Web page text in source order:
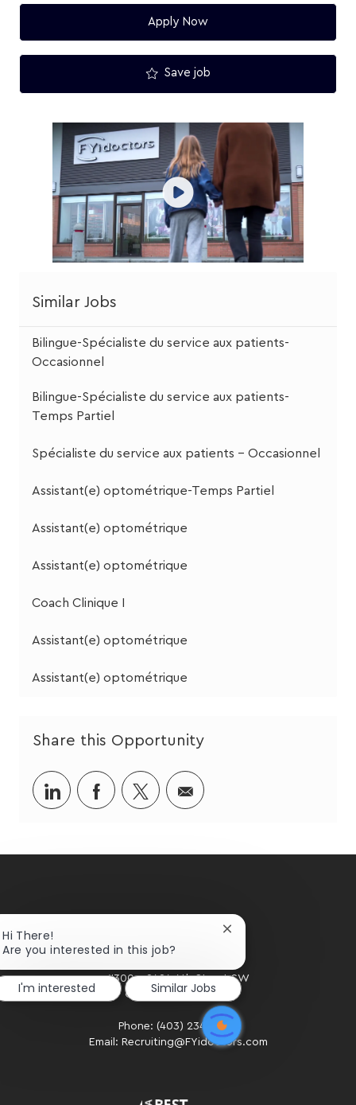
Apply Now
Save job
Similar Jobs
Bilingue-Spécialiste du service aux patients-
Occasionnel
Bilingue-Spécialiste du service aux patients-
Temps Partiel
Spécialiste du service aux patients - Occasionnel
Assistant(e) optométrique-Temps Partiel
Assistant(e) optométrique
Assistant(e) optométrique
Coach Clinique I
Assistant(e) optométrique
Assistant(e) optométrique
Share this Opportunity
Share
via
Share
via
Share
via
Share
via
#300 - 2424 4th Street SW
Calgary, AB. T2S 2T4
Phone: (403) 234-2020
Email: Recruiting@FYidoctors.com
Hi There!
Are you interested in this job?
Close
notification
I'm interested
Similar Jobs